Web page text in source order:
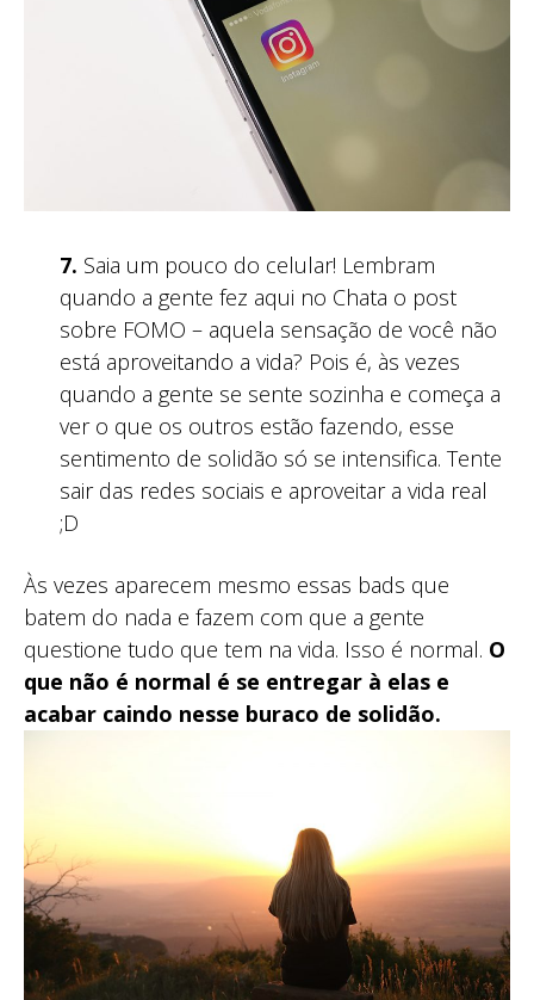
7. Saia um pouco do celular! Lembram
quando a gente fez aqui no Chata o post
sobre FOMO – aquela sensação de você não
está aproveitando a vida? Pois é, às vezes
quando a gente se sente sozinha e começa a
ver o que os outros estão fazendo, esse
sentimento de solidão só se intensifica. Tente
sair das redes sociais e aproveitar a vida real
;D
Às vezes aparecem mesmo essas bads que
batem do nada e fazem com que a gente
questione tudo que tem na vida. Isso é normal. O
que não é normal é se entregar à elas e
acabar caindo nesse buraco de solidão.